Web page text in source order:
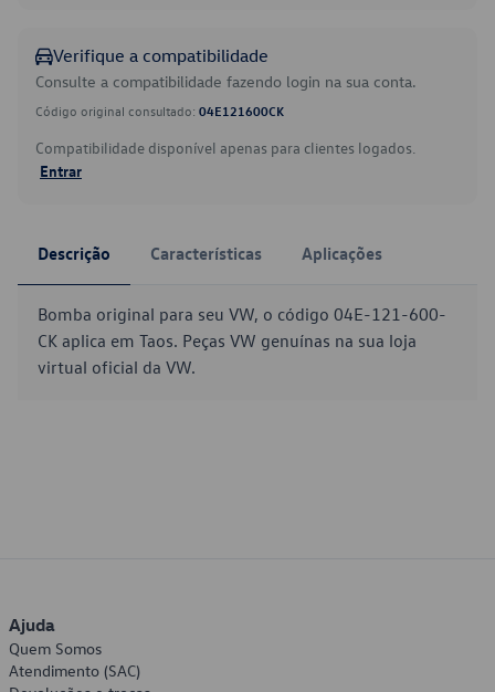
Verifique a compatibilidade
Consulte a compatibilidade fazendo login na sua conta.
Código original consultado: 04E121600CK
Compatibilidade disponível apenas para clientes logados.
Entrar
Descrição Características Aplicações
Bomba original para seu VW, o código 04E-121-600-
CK aplica em Taos. Peças VW genuínas na sua loja
virtual oficial da VW.
Ajuda
Quem Somos
Atendimento (SAC)